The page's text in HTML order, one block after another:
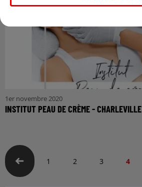
1er novembre 2020
INSTITUT PEAU DE CRÈME - CHARLEVILLE
1 2 3 4